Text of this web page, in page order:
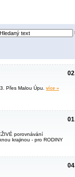
Přes Malou Úpu. více »
porovnávání
krajinou - pro RODINY